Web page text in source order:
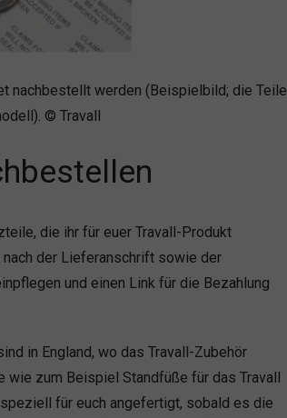
nachbestellt werden (Beispielbild; die Teile
© Travall
die ihr für euer Travall-Produkt
der Lieferanschrift sowie der
und einen Link für die Bezahlung
in England, wo das Travall-Zubehör
zum Beispiel Standfüße für das Travall
für euch angefertigt, sobald es die